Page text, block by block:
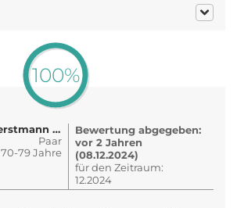
100%
Von Kornelius Gerstmann und Günthe..
Paar
70-79 Jahre
Bewertung abgegeben:
vor 2 Jahren
(08.12.2024)
für den Zeitraum:
12.2024